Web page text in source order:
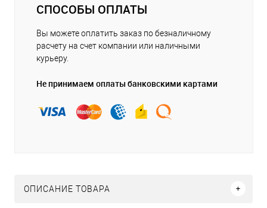
СПОСОБЫ ОПЛАТЫ
Вы можете оплатить заказ по безналичному
расчету на счет компании или наличными
курьеру.
Не принимаем оплаты банковскими картами
ОПИСАНИЕ ТОВАРА